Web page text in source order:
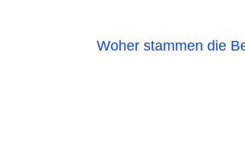
Woher stammen die